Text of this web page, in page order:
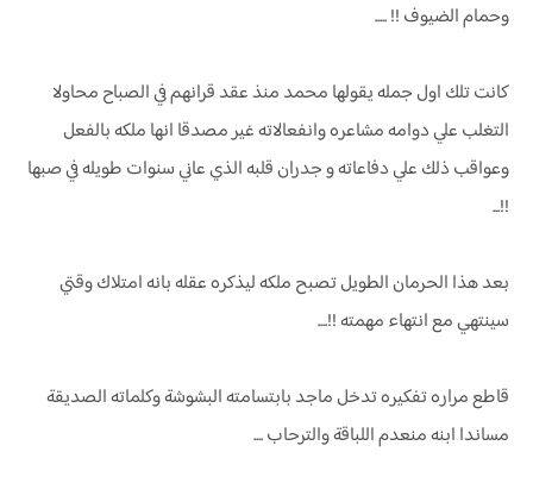
وحمام الضيوف !! .....
كانت تلك اول جمله يقولها محمد منذ عقد قرانهم في الصباح محاولا
التغلب علي دوامه مشاعره وانفعالاته غير مصدقا انها ملكه بالفعل
وعواقب ذلك علي دفاعاته و جدران قلبه الذي عاني سنوات طويله في صبها
!!...
بعد هذا الحرمان الطويل تصبح ملكه ليذكره عقله بانه امتلاك وقتي
سينتهي مع انتهاء مهمته !!....
قاطع مراره تفكيره تدخل ماجد بابتسامته البشوشة وكلماته الصديقة
مساندا ابنه منعدم اللباقة والترحاب ....